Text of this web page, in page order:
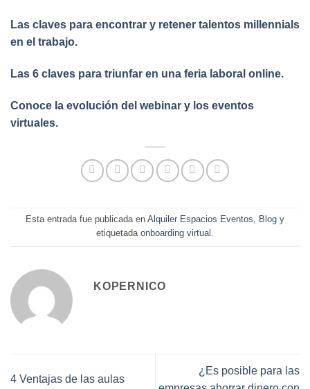
Las claves para encontrar y retener talentos millennials
en el trabajo.
Las 6 claves para triunfar en una feria laboral online.
Conoce la evolución del webinar y los eventos
virtuales.
Esta entrada fue publicada en Alquiler Espacios Eventos, Blog y
etiquetada onboarding virtual .
KOPERNICO
4 Ventajas de las aulas
¿Es posible para las